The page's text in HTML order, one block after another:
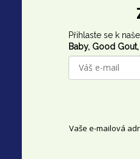
Přihlaste se k
Baby, Good Gout,
Vaše e-mailová